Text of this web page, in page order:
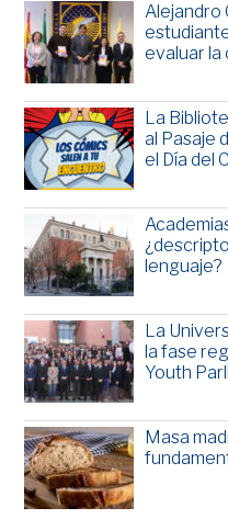
Alejandro
evaluar la
La
al Pasaje
el Día del
lenguaje?
La
la fase
Youth
Masa